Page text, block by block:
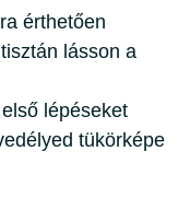
érthetően
lásson a
lépéseket
tükörképe